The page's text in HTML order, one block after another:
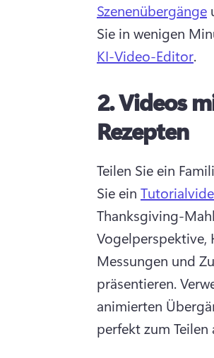
Szenenübergänge
Sie in wenigen
KI-Video-Editor.
2.Videos
Rezepten
Teilen Sie ein
Sie ein
Thanksgiving-
Vogelperspektive,
Messungen und
präsentieren.
animierten
perfekt zum Teilen